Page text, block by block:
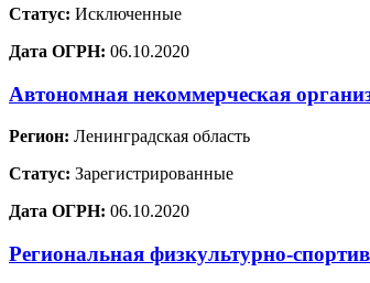
Статус: Исключенные
Дата ОГРН: 06.10.2020
Автономная некоммерческая
Регион: Ленинградская область
Статус: Зарегистрированные
Дата ОГРН: 06.10.2020
Региональная физкультурно-